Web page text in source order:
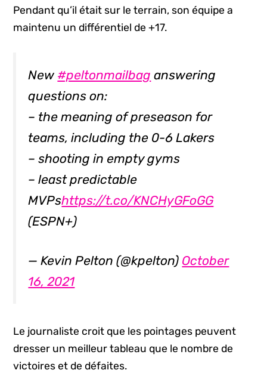
Pendant qu’il était sur le terrain, son équipe a
maintenu un différentiel de +17.
New #peltonmailbag answering
questions on:
– the meaning of preseason for
teams, including the 0-6 Lakers
– shooting in empty gyms
– least predictable
MVPshttps://t.co/KNCHyGFoGG
(ESPN+)
— Kevin Pelton (@kpelton) October
16, 2021
Le journaliste croit que les pointages peuvent
dresser un meilleur tableau que le nombre de
victoires et de défaites.